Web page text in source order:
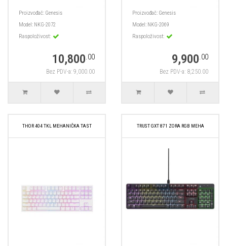
Proizvođač: Genesis
Model: NKG-2072
Raspoloživost:
10,800.00
Bez PDV-a: 9,000.00
Proizvođač: Genesis
Model: NKG-2069
Raspoloživost:
9,900.00
Bez PDV-a: 8,250.00
THOR 404 TKL MEHANIČKA TAST TRUST GXT 871 ZORA RGB MEHA